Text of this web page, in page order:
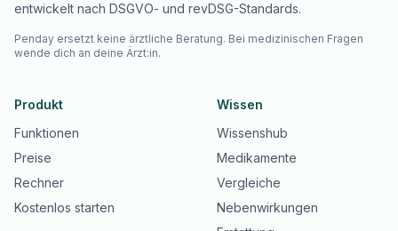
entwickelt nach DSGVO- und revDSG-Standards.
Penday ersetzt keine ärztliche Beratung. Bei medizinischen Fragen
wende dich an deine Ärzt:in.
Produkt
Funktionen
Preise
Rechner
Kostenlos starten
Wissen
Wissenshub
Medikamente
Vergleiche
Nebenwirkungen